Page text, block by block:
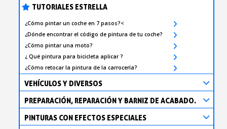
TUTORIALES ESTRELLA
¿Cómo pintar un coche en 7 pasos?<
¿Dónde encontrar el código de pintura de tu coche?
¿Cómo pintar una moto?
¿ Qué pintura para bicicleta aplicar ?
¿Cómo retocar la pintura de la carrocería?
VEHÍCULOS Y DIVERSOS
PREPARACIÓN, REPARACIÓN Y BARNIZ DE ACABADO.
PINTURAS CON EFECTOS ESPECIALES